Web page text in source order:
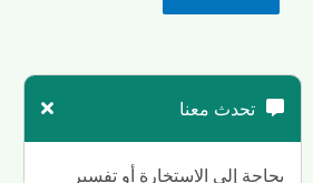
تحدث معنا
بحاجة إلى الاستخارة أو تفسير